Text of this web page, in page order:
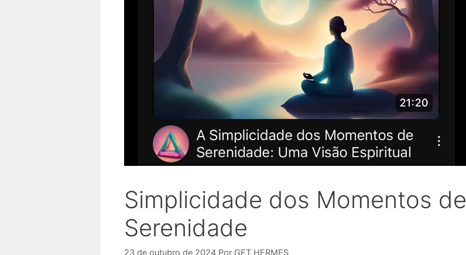
Simplicidade dos Momentos de
Serenidade
23 de outubro de 2024 Por GET HERMES